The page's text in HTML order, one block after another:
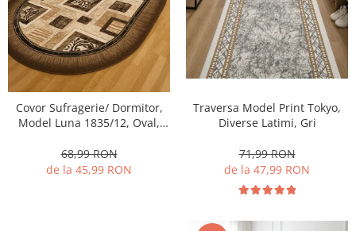
Covor Sufragerie/ Dormitor,
Model Luna 1835/12, Oval,
68,99 RON
de la 45,99 RON
Traversa Model Print Tokyo,
Diverse Latimi, Gri
71,99 RON
de la 47,99 RON